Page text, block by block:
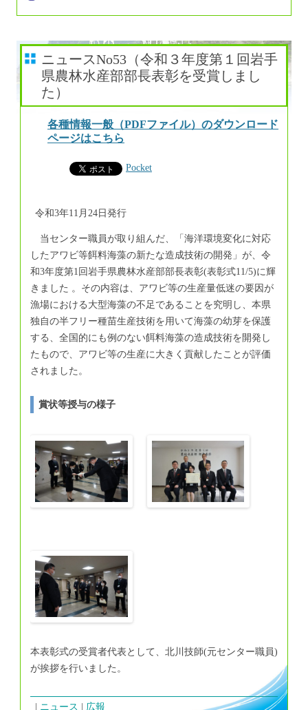
ニュースNo53（令和３年度第１回岩手
県農林水産部部長表彰を受賞しまし
た）
各種情報一般（PDFファイル）のダウンロード
ページはこちら
Pocket
令和3年11月24日発行
当センター職員が取り組んだ、「海洋環境変化に対応
したアワビ等餌料海藻の新たな造成技術の開発」が、令
和3年度第1回岩手県農林水産部部長表彰(表彰式11/5)に輝
きました 。その内容は、アワビ等の生産量低迷の要因が
漁場における大型海藻の不足であることを究明し、本県
独自の半フリー種苗生産技術を用いて海藻の幼芽を保護
する、全国的にも例のない餌料海藻の造成技術を開発し
たもので、アワビ等の生産に大きく貢献したことが評価
されました。
賞状等授与の様子
本表彰式の受賞者代表として、北川技師(元センター職員)
が挨拶を行いました。
ニュース 広報